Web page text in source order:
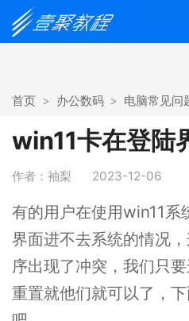
首页 办公数码 电脑常见问
win11卡在登陆
作者：袖梨 2023-12-06
有的用户在使用win11系
界面进不去系统的情况
序出现了冲突，我们只
重置就他们就可以了，